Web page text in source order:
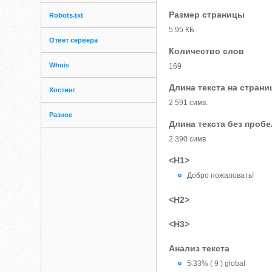
Robots.txt
Ответ сервера
Whois
Хостинг
Разное
Размер страницы
5.95 КБ
Количество слов
169
Длина текста на
2 591 симв.
Длина текста без
2 390 симв.
<H1>
Добро пожаловать!
<H2>
<H3>
Анализ текста
5.33% ( 9 ) global